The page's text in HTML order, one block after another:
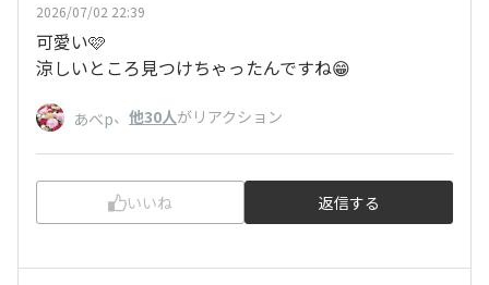
2026/07/02 22:39
可愛い🩷
涼しいところ見つけちゃったんですね😁
あべp、 他30人がリアクション
いいね 返信する